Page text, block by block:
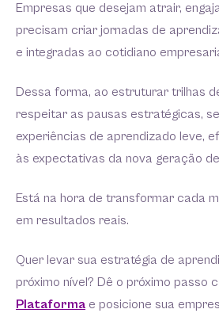
Empresas que desejam atrair,
precisam criar jornadas de
e integradas ao cotidiano
Dessa forma, ao estruturar trilhas
respeitar as pausas estratégicas,
experiências de aprendizado leve,
às expectativas da nova geração
Está na hora de transformar cada
em resultados reais.
Quer levar sua estratégia de
próximo nível? Dê o próximo passo
Plataforma e posicione sua